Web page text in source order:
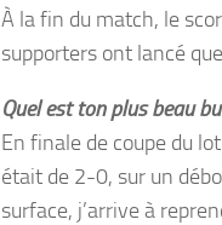
À la fin du match, le
supporters ont lancé
Quel est ton plus beau
En finale de coupe du
était de 2-0, sur un
surface, j’arrive à